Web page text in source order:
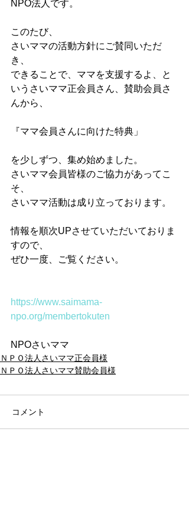
NPO法人です。
このたび、
さいママの活動方針にご賛同いただ
き、
できることで、ママを支援するよ、と
いうさいママ正会員さん、賛助会員さ
んから、
『ママ会員さんに向けた特典」
を少しずつ、集め始めました。
さいママ会員皆様のご協力があってこ
そ、
さいママ活動は成り立っております。
情報を順次UPさせていただいておりま
すので、
ぜひ一度、ご覧ください。
https://www.saimama-
npo.org/membertokuten
NPOさいママ
ＮＰＯ法人さいママ正会員様
ＮＰＯ法人さいママ賛助会員様
コメント